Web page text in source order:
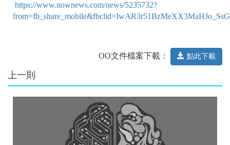
https://www.nownews.com/news/5235732?
OO文件檔案下載： 點此下載
上一則